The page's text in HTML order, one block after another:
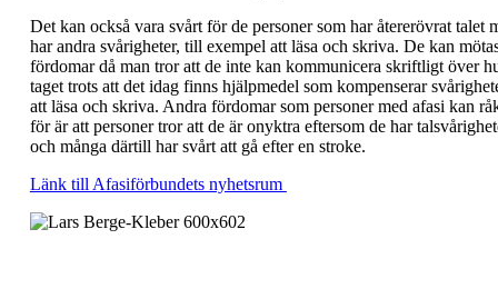
Det kan också vara svårt för de personer som har återerövrat talet
har andra svårigheter, till exempel att läsa och skriva. De kan
fördomar då man tror att de inte kan kommunicera skriftligt över
taget trots att det idag finns hjälpmedel som kompenserar
att läsa och skriva. Andra fördomar som personer med afasi kan
för är att personer tror att de är onyktra eftersom de har
och många därtill har svårt att gå efter en stroke.
Länk till Afasiförbundets nyhetsrum